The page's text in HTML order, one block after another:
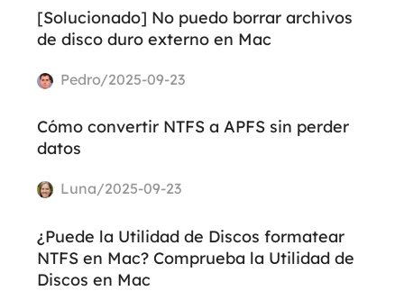
[Solucionado] No puedo borrar archivos
de disco duro externo en Mac
Pedro/2025-09-23
Cómo convertir NTFS a APFS sin perder
datos
Luna/2025-09-23
¿Puede la Utilidad de Discos formatear
NTFS en Mac? Comprueba la Utilidad de
Discos en Mac